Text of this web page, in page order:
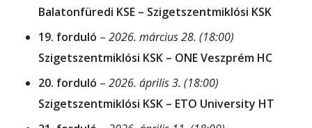
Balatonfüredi KSE – Szigetszentmiklósi KSK
19. forduló – 2026. március 28. (18:00)
Szigetszentmiklósi KSK – ONE Veszprém HC
20. forduló – 2026. április 3. (18:00)
Szigetszentmiklósi KSK – ETO University HT